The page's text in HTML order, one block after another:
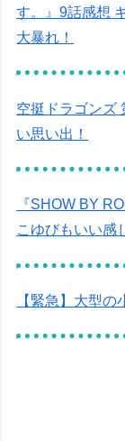
す。』9話感想
大暴れ！
空挺ドラゴンズ
い思い出！
『SHOW BY
こゆびもいい感
【緊急】大型